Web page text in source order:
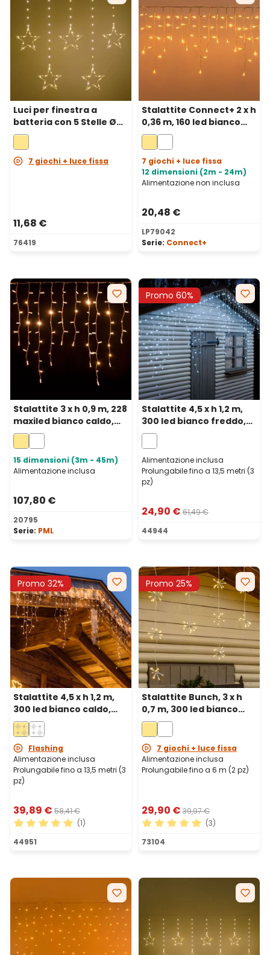
Luci per finestra a
batteria con 5 Stelle Ø
23 cm, h 0,86 m, 80
microled bianco caldo,
cavo metal argento
7 giochi + luce fissa
11,68 €
76419
Stalattite Connect+ 2 x h
0,36 m, 160 led bianco
caldo, cavo trasparente,
prolungabile
7 giochi + luce fissa
12 dimensioni (2m - 24m)
Alimentazione non inclusa
20,48 €
LP79042
Serie: Connect+
Stalattite 3 x h 0,9 m, 228
maxiled bianco caldo,
cavo bianco,
prolungabile, IP67
15 dimensioni (3m - 45m)
Alimentazione inclusa
107,80 €
20795
Serie: PML
Promo 60%
Stalattite 4,5 x h 1,2 m,
300 led bianco freddo,
cavo bianco,
prolungabile
Alimentazione inclusa
Prolungabile fino a 13,5 metri (3
pz)
24,90 € 61,49 €
44944
Promo 32%
Stalattite 4,5 x h 1,2 m,
300 led bianco caldo,
cavo bianco,
prolungabile
Flashing
Alimentazione inclusa
Prolungabile fino a 13,5 metri (3
pz)
39,89 € 58,41 €
Valutazione media di 5 su 5 stelle
(1)
44951
Promo 25%
Stalattite Bunch, 3 x h
0,7 m, 300 led bianco
caldo, prolungabile,
cavo bianco
7 giochi + luce fissa
Alimentazione inclusa
Prolungabile fino a 6 m (2 pz)
29,90 € 39,97 €
Valutazione media di 5 su
(3)
73104